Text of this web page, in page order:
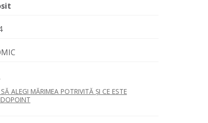
ALEGI MĂRIMEA POTRIVITĂ ȘI CE ESTE